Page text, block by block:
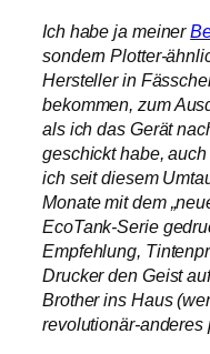
Ich habe ja meiner
sondern Plotter-
Hersteller in
bekommen, zum
als ich das Gerät
geschickt habe, auch
ich seit diesem
Monate mit dem
EcoTank-Serie
Empfehlung,
Drucker den Geist
Brother ins Haus
revolutionär-anderes